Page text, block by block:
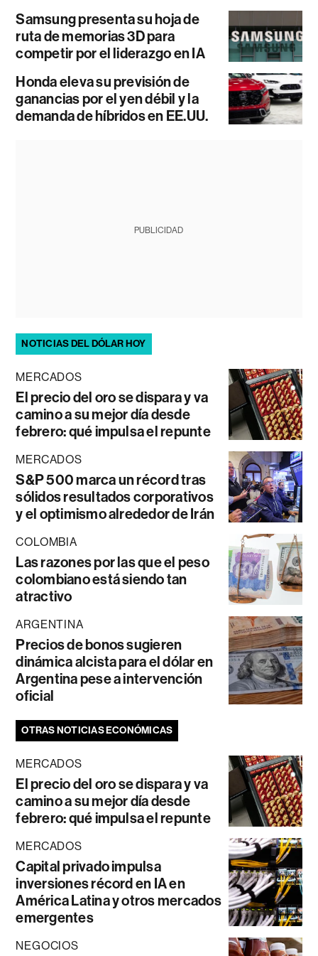
Samsung presenta su hoja de
ruta de memorias 3D para
competir por el liderazgo en IA
Honda eleva su previsión de
ganancias por el yen débil y la
demanda de híbridos en EE.UU.
PUBLICIDAD
NOTICIAS DEL DÓLAR HOY
MERCADOS
El precio del oro se dispara y va
camino a su mejor día desde
febrero: qué impulsa el repunte
MERCADOS
S&P 500 marca un récord tras
sólidos resultados corporativos
y el optimismo alrededor de Irán
COLOMBIA
Las razones por las que el peso
colombiano está siendo tan
atractivo
ARGENTINA
Precios de bonos sugieren
dinámica alcista para el dólar en
Argentina pese a intervención
oficial
OTRAS NOTICIAS ECONÓMICAS
MERCADOS
El precio del oro se dispara y va
camino a su mejor día desde
febrero: qué impulsa el repunte
MERCADOS
Capital privado impulsa
inversiones récord en IA en
América Latina y otros mercados
emergentes
NEGOCIOS